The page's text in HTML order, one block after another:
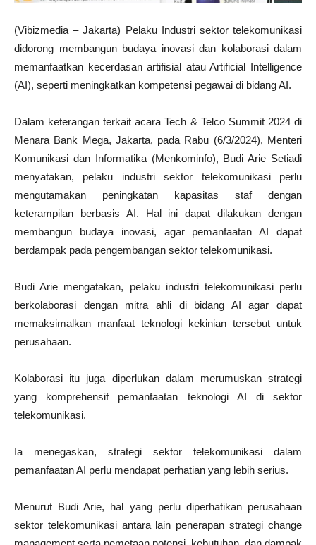
(Vibizmedia – Jakarta) Pelaku Industri sektor telekomunikasi
didorong membangun budaya inovasi dan kolaborasi dalam
memanfaatkan kecerdasan artifisial atau Artificial Intelligence
(AI), seperti meningkatkan kompetensi pegawai di bidang AI.
Dalam keterangan terkait acara Tech & Telco Summit 2024 di
Menara Bank Mega, Jakarta, pada Rabu (6/3/2024), Menteri
Komunikasi dan Informatika (Menkominfo), Budi Arie Setiadi
menyatakan, pelaku industri sektor telekomunikasi perlu
mengutamakan peningkatan kapasitas staf dengan
keterampilan berbasis AI. Hal ini dapat dilakukan dengan
membangun budaya inovasi, agar pemanfaatan AI dapat
berdampak pada pengembangan sektor telekomunikasi.
Budi Arie mengatakan, pelaku industri telekomunikasi perlu
berkolaborasi dengan mitra ahli di bidang AI agar dapat
memaksimalkan manfaat teknologi kekinian tersebut untuk
perusahaan.
Kolaborasi itu juga diperlukan dalam merumuskan strategi
yang komprehensif pemanfaatan teknologi AI di sektor
telekomunikasi.
Ia menegaskan, strategi sektor telekomunikasi dalam
pemanfaatan AI perlu mendapat perhatian yang lebih serius.
Menurut Budi Arie, hal yang perlu diperhatikan perusahaan
sektor telekomunikasi antara lain penerapan strategi change